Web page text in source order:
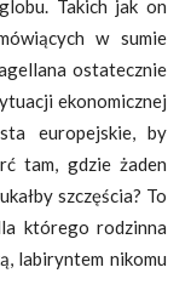
Takich jak on
w sumie
ostatecznie
ekonomicznej
europejskie, by
tam, gdzie żaden
szczęścia? To
którego rodzinna
labiryntem nikomu